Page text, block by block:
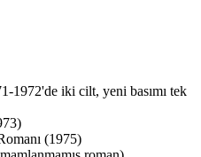
1972'de iki cilt, yeni basımı tek
(1975)